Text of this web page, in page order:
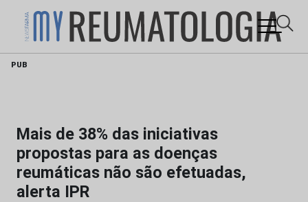
Skip
PUB
Mais de 38% das iniciativas
propostas para as doenças
reumáticas não são efetuadas,
alerta IPR